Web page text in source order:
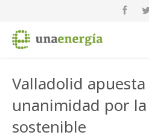
Valladolid
unanimidad por
sostenible